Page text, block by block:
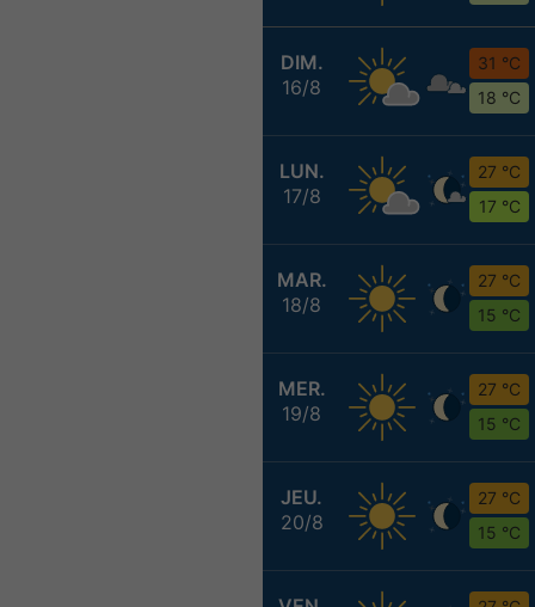
DIM.
16/8
31 °C
18 °C
LUN.
17/8
27 °C
17 °C
MAR.
18/8
27 °C
15 °C
MER.
19/8
27 °C
15 °C
JEU.
20/8
27 °C
15 °C